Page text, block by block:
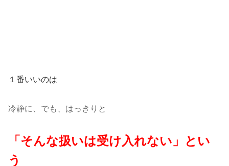
１番いいのは
冷静に、でも、はっきりと
「そんな扱いは受け入れない」とい
う